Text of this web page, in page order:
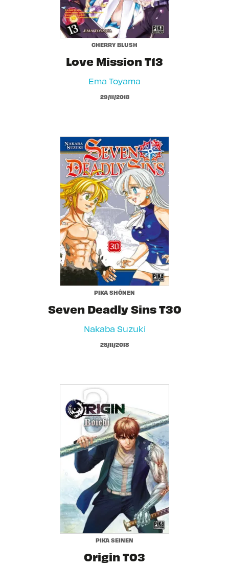
CHERRY BLUSH
Love Mission T13
Ema Toyama
29/11/2018
PIKA SHÔNEN
Seven Deadly Sins T30
Nakaba Suzuki
28/11/2018
PIKA SEINEN
Origin T03